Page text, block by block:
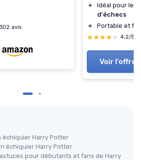
avis
＋
Idéal pour les
d'échecs
＋
Portable et
★★★★★
★★★★★ 4,2/5
Voir l'offre
Harry Potter
échiquier Harry Potter
pour débutants et fans de Harry